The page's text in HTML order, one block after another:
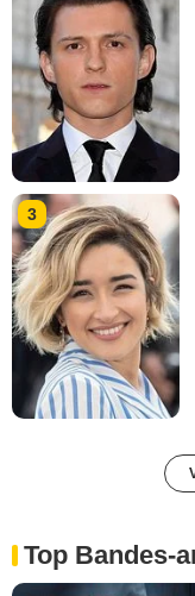
3
Top Bandes-